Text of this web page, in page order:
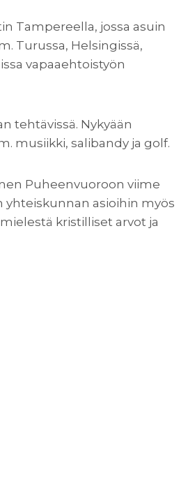
Tampereella, jossa asuin
Turussa, Helsingissä,
vapaaehtoistyön
tehtävissä. Nykyään
musiikki, salibandy ja golf.
Puheenvuoroon viime
yhteiskunnan asioihin myös
kristilliset arvot ja